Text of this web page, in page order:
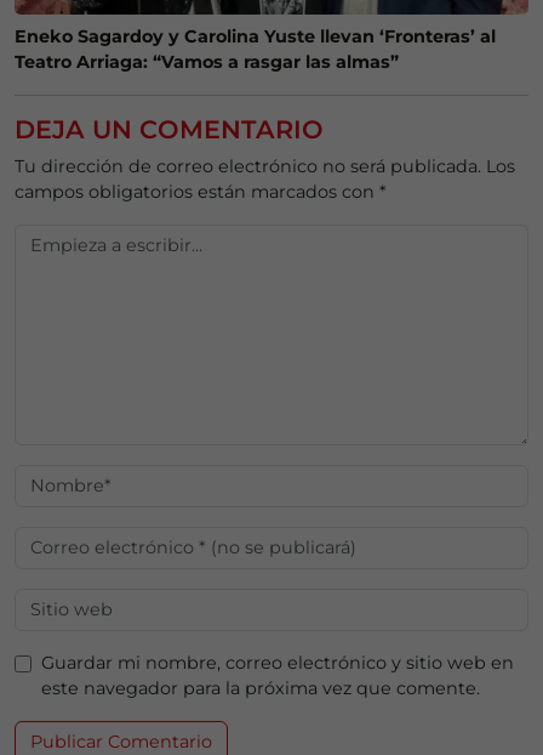
Eneko Sagardoy y Carolina Yuste llevan ‘Fronteras’ al
Teatro Arriaga: “Vamos a rasgar las almas”
DEJA UN COMENTARIO
Tu dirección de correo electrónico no será publicada. Los
campos obligatorios están marcados con *
Guardar mi nombre, correo electrónico y sitio web en
este navegador para la próxima vez que comente.